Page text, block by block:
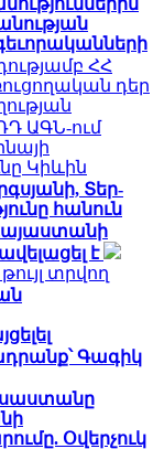
ՀՀ
դեր
ԱԳՆ-ում
Կիևին
Տեր-
հանուն
է
տրվող
Գագիկ
Օվերչուկ